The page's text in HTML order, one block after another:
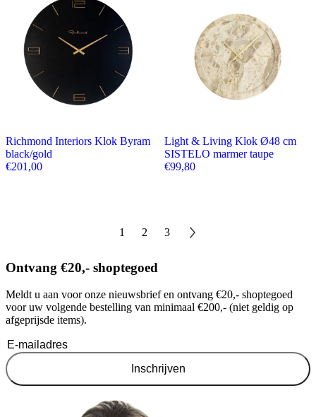
Richmond Interiors Klok Byram
black/gold
€201,00
Light & Living Klok Ø48 cm
SISTELO marmer taupe
€99,80
1 2 3
Ontvang €20,- shoptegoed
Meldt u aan voor onze nieuwsbrief en ontvang €20,- shoptegoed
voor uw volgende bestelling van minimaal €200,- (niet geldig op
afgeprijsde items).
Inschrijven